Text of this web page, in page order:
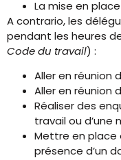
La mise en
A contrario, les
pendant les heures
Code du travail) :
Aller en réunion
Aller en réunion
Réaliser des
travail ou d’une
Mettre en place
présence d’un